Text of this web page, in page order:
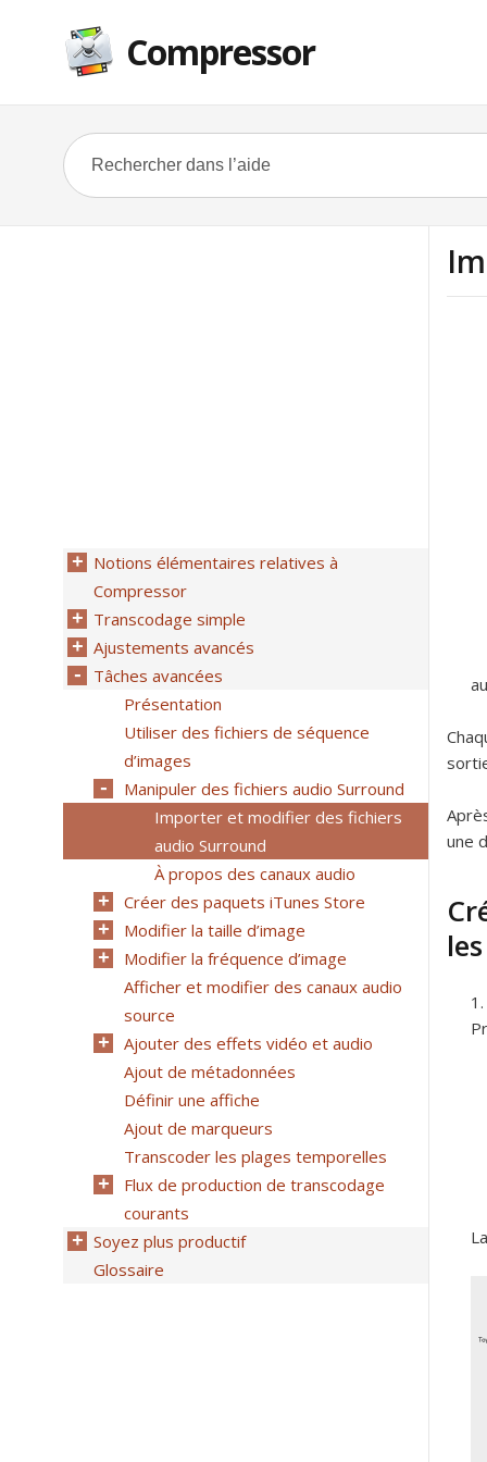
Compressor
une
Notions élémentaires relatives à
Compressor
Transcodage simple
Ajustements avancés
Tâches avancées
Présentation
Utiliser des fichiers de séquence
d’images
Manipuler des fichiers audio Surround
Importer et modifier des fichiers
audio Surround
À propos des canaux audio
Créer des paquets iTunes Store
Modifier la taille d’image
Modifier la fréquence d’image
Afficher et modifier des canaux audio
source
Ajouter des effets vidéo et audio
Ajout de métadonnées
Définir une affiche
Ajout de marqueurs
Transcoder les plages temporelles
Flux de production de transcodage
courants
Soyez plus productif
Glossaire